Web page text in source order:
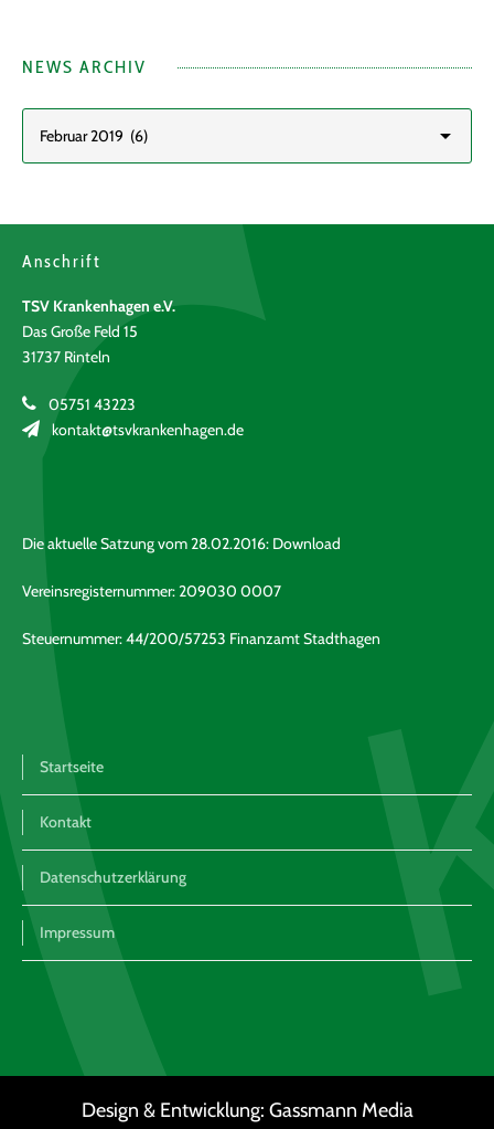
NEWS ARCHIV
Anschrift
TSV Krankenhagen e.V.
Das Große Feld 15
31737 Rinteln
05751 43223
kontakt@tsvkrankenhagen.de
Die aktuelle Satzung vom 28.02.2016: Download
Vereinsregisternummer: 209030 0007
Steuernummer: 44/200/57253 Finanzamt Stadthagen
Startseite
Kontakt
Datenschutzerklärung
Impressum
Design & Entwicklung: Gassmann Media